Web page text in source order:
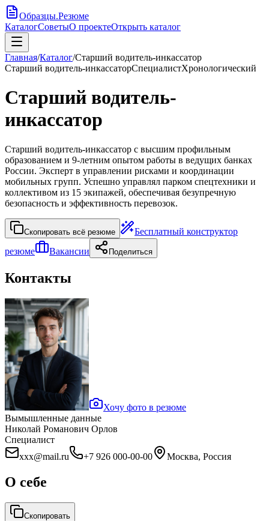
Образцы.Резюме
КаталогСоветыО проектеОткрыть каталог
Главная/Каталог/Старший водитель-инкассатор
Старший водитель-инкассаторСпециалистХронологический
Старший водитель-
инкассатор
Старший водитель-инкассатор с высшим профильным
образованием и 9-летним опытом работы в ведущих банках
России. Эксперт в управлении рисками и координации
мобильных групп. Успешно управлял парком спецтехники и
коллективом из 15 экипажей, обеспечивая безупречную
безопасность и эффективность перевозок.
Скопировать всё резюме
Бесплатный конструктор
резюме
Вакансии Поделиться
Контакты
Хочу фото в резюме
Вымышленные данные
Николай Романович Орлов
Специалист
xxx@mail.ru
+7 926 000-00-00 Москва, Россия
О себе
Скопировать